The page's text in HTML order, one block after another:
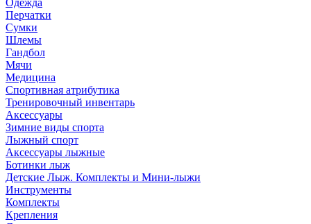
Одежда
Перчатки
Сумки
Шлемы
Гандбол
Мячи
Медицина
Спортивная атрибутика
Тренировочный инвентарь
Аксессуары
Зимние виды спорта
Лыжный спорт
Аксессуары лыжные
Ботинки лыж
Детские Лыж. Комплекты и Мини-лыжи
Инструменты
Комплекты
Крепления